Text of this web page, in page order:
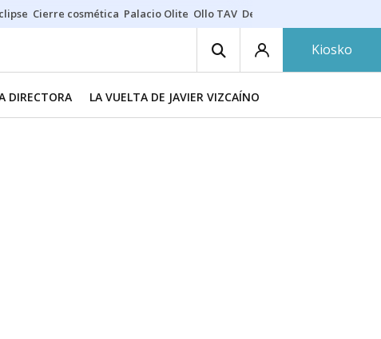
Cierre cosmética Palacio Olite Ollo TAV Derrama vecinos
Kiosko
DIRECTORA LA VUELTA DE JAVIER VIZCAÍNO